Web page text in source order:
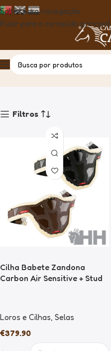
Saltar para navegação
Pular para o conteúdo principal
Loros e CilhasCasa
Filtros
Cilha Babete Zandona
Carbon Air Sensitive + Stud
Loros e Cilhas, Selas
€379.90